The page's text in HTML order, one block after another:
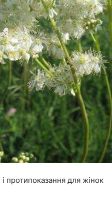
і протипоказання для жінок